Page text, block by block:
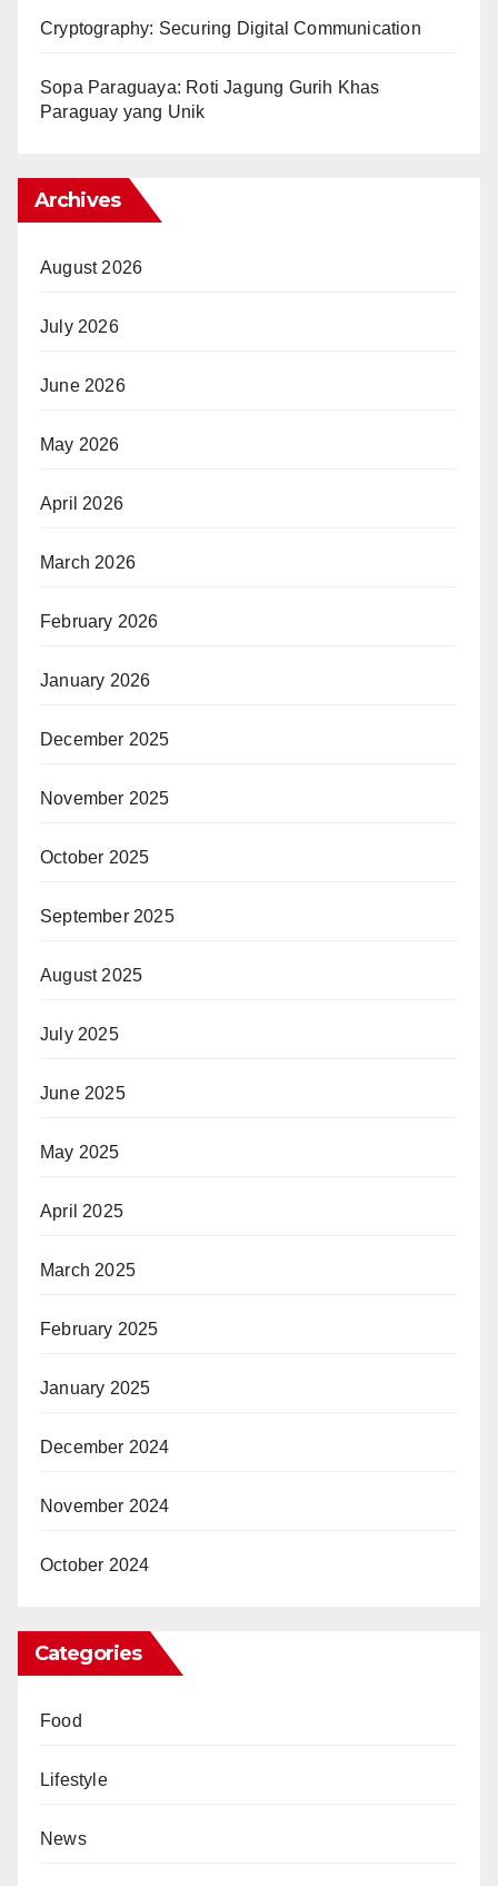
Cryptography: Securing Digital Communication
Sopa Paraguaya: Roti Jagung Gurih Khas
Paraguay yang Unik
Archives
August 2026
July 2026
June 2026
May 2026
April 2026
March 2026
February 2026
January 2026
December 2025
November 2025
October 2025
September 2025
August 2025
July 2025
June 2025
May 2025
April 2025
March 2025
February 2025
January 2025
December 2024
November 2024
October 2024
Categories
Food
Lifestyle
News